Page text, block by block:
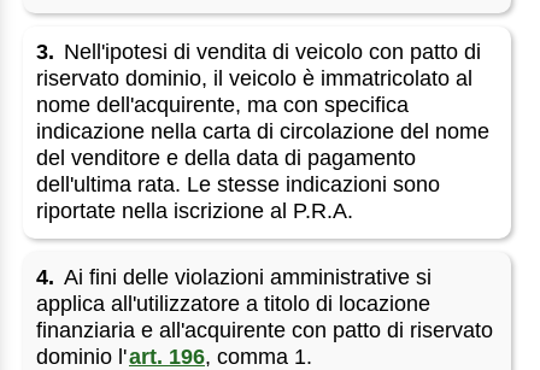
3. Nell'ipotesi di vendita di veicolo con patto di
riservato dominio, il veicolo è immatricolato al
nome dell'acquirente, ma con specifica
indicazione nella carta di circolazione del nome
del venditore e della data di pagamento
dell'ultima rata. Le stesse indicazioni sono
riportate nella iscrizione al P.R.A.
4. Ai fini delle violazioni amministrative si
applica all'utilizzatore a titolo di locazione
finanziaria e all'acquirente con patto di riservato
dominio l'art. 196, comma 1.